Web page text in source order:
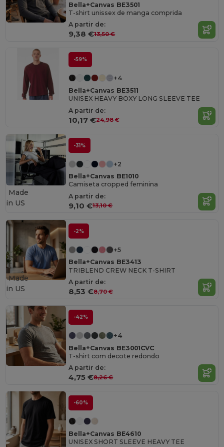
Bella+Canvas BE3501
T-shirt unissex de manga comprida
A partir de:
9,38 €13,50 €
-59%
+4
Bella+Canvas BE3511
UNISEX HEAVY BOXY LONG SLEEVE TEE
A partir de:
10,17 €24,98 €
-31%
+2
Bella+Canvas BE1010
Camiseta cropped feminina
A partir de:
9,10 €13,10 €
Made
in US
-2%
+5
Bella+Canvas BE3413
TRIBLEND CREW NECK T-SHIRT
A partir de:
8,53 €8,70 €
Made
in US
-42%
+4
Bella+Canvas BE3001CVC
T-shirt com decote redondo
A partir de:
4,75 €8,26 €
-60%
Bella+Canvas BE4610
UNISEX SHORT SLEEVE HEAVY TEE